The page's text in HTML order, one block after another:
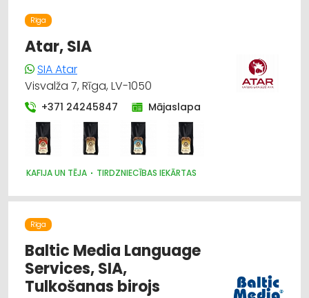
Rīga
Atar, SIA
SIA Atar
Visvalža 7, Rīga, LV-1050
+371 24245847 Mājaslapa
KAFIJA UN TĒJA TIRDZNIECĪBAS IEKĀRTAS
Rīga
Baltic Media Language
Services, SIA,
Tulkošanas birojs